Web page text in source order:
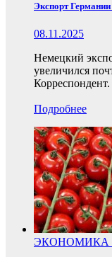
Экспорт
08.11.2025
Немецкий
увеличился
Корреспондент.
Подробнее
ЭКОНОМИКА